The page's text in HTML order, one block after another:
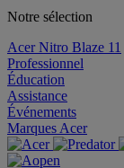
Notre sélection
Acer Nitro Blaze 11
Professionnel
Éducation
Assistance
Événements
Marques Acer